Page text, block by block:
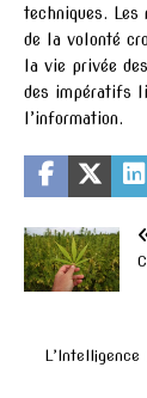
techniques. Les
de la volonté
la vie privée
des impératifs
l’information.